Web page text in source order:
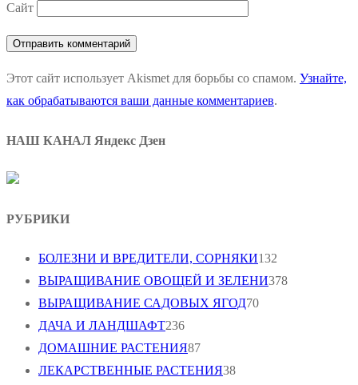
Сайт
Этот сайт использует Akismet для борьбы со спамом. Узнайте,
как обрабатываются ваши данные комментариев.
НАШ КАНАЛ Яндекс Дзен
РУБРИКИ
БОЛЕЗНИ И ВРЕДИТЕЛИ, СОРНЯКИ132
ВЫРАЩИВАНИЕ ОВОЩЕЙ И ЗЕЛЕНИ378
ВЫРАЩИВАНИЕ САДОВЫХ ЯГОД70
ДАЧА И ЛАНДШАФТ236
ДОМАШНИЕ РАСТЕНИЯ87
ЛЕКАРСТВЕННЫЕ РАСТЕНИЯ38